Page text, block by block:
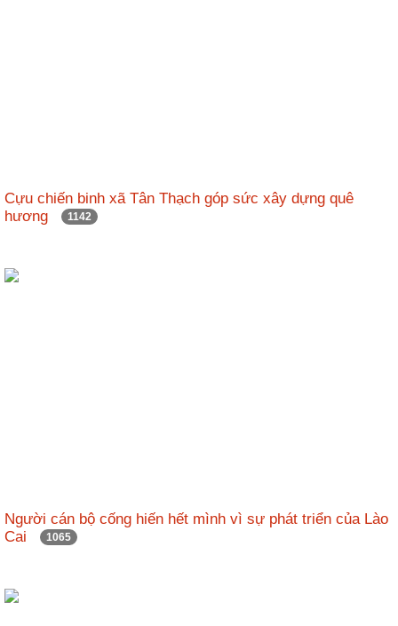
Cựu chiến binh xã Tân Thạch góp sức xây dựng quê
hương
1142
Người cán bộ cống hiến hết mình vì sự phát triển của Lào
Cai
1065